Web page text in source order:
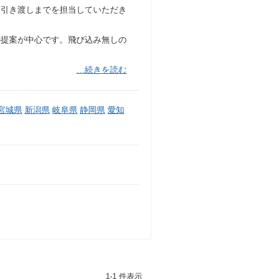
き渡しまでを担当していただき
案が中心です。飛び込み無しの
…続きを読む
城県 新潟県 岐阜県 静岡県 愛知
1-1 件表示